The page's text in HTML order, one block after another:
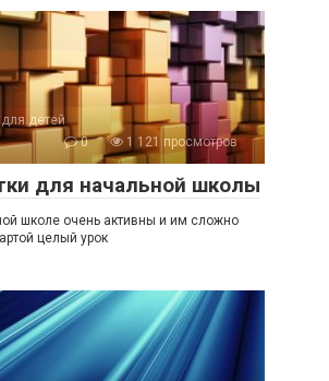
детей
0
1 121 просмотров
для начальной школы
школе очень активны и им сложно
целый урок